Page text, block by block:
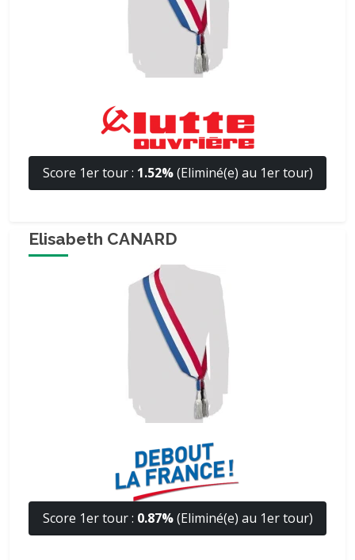
Score 1er tour : 1.52%(Eliminé(e) au 1er tour)
Elisabeth CANARD
Score 1er tour : 0.87%(Eliminé(e) au 1er tour)